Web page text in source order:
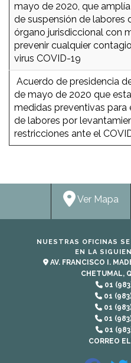
mayo de 2020, que
de suspensión de labores
órgano jurisdiccional con
prevenir cualquier
virus COVID-19
Acuerdo de presidencia
de mayo de 2020 que
medidas preventivas para
de labores por
restricciones ante el
Ver Mapa
NUESTRAS OFICINAS
EN LA
AV. FRANCISCO I.
CHETUMAL,
01
01
01
01
01
CORREO